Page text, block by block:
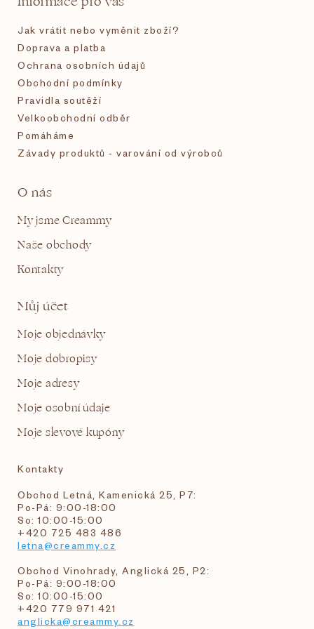
Jak vrátit nebo vyměnit zboží?
Doprava a platba
Ochrana osobních údajů
Obchodní podmínky
Pravidla soutěží
Velkoobchodní odběr
Pomáháme
Závady produktů - varování od výrobců
O nás
My jsme Creammy
Naše obchody
Kontakty
Můj účet
Moje objednávky
Moje dobropisy
Moje adresy
Moje osobní údaje
Moje slevové kupóny
Kontakty
Obchod Letná, Kamenická 25, P7:
Po-Pá: 9:00-18:00
So: 10:00-15:00
+420 725 483 486
letna@creammy.cz
Obchod Vinohrady, Anglická 25, P2:
Po-Pá: 9:00-18:00
So: 10:00-15:00
+420 779 971 421
anglicka@creammy.cz